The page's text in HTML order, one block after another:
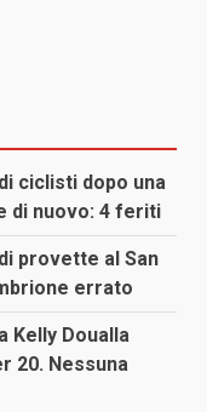
ciclisti dopo una
di nuovo: 4 feriti
provette al San
errato
Kelly Doualla
20. Nessuna